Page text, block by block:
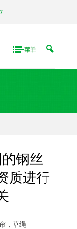
钢丝
质进行
，草绳